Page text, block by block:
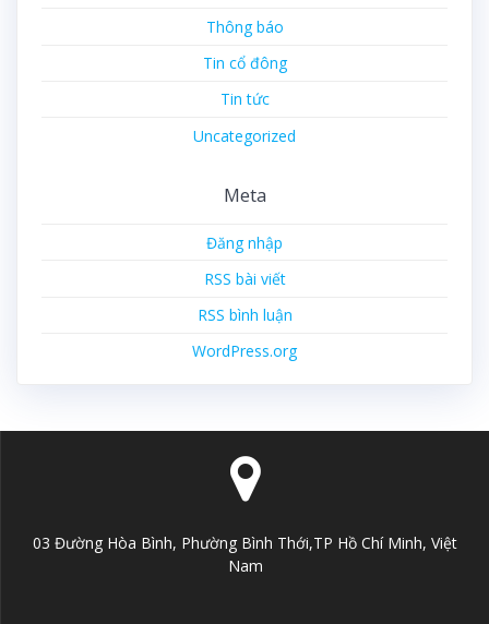
Thông báo
Tin cổ đông
Tin tức
Uncategorized
Meta
Đăng nhập
RSS bài viết
RSS bình luận
WordPress.org
03 Đường Hòa Bình, Phường Bình Thới,TP Hồ Chí Minh, Việt
Nam